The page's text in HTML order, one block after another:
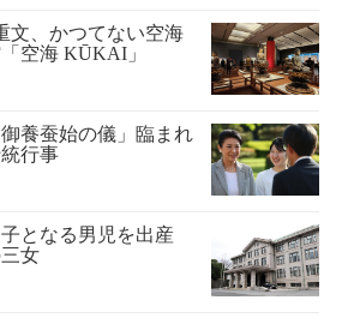
文、かつてない空海
空海 KŪKAI」
養蚕始の儀」臨まれ
行事
となる男児を出産
女